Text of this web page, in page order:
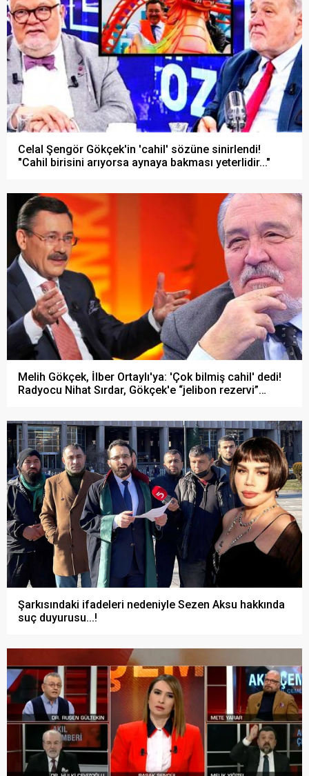
Celal Şengör Gökçek'in 'cahil' sözüne sinirlendi!
"Cahil birisini arıyorsa aynaya bakması yeterlidir..."
Melih Gökçek, İlber Ortaylı'ya: 'Çok bilmiş cahil' dedi!
Radyocu Nihat Sırdar, Gökçek'e “jelibon rezervi”
Şarkısındaki ifadeleri nedeniyle Sezen Aksu hakkında
suç duyurusu...!